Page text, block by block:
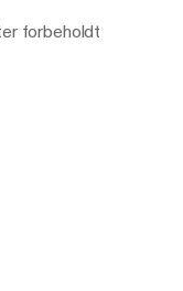
forbeholdt